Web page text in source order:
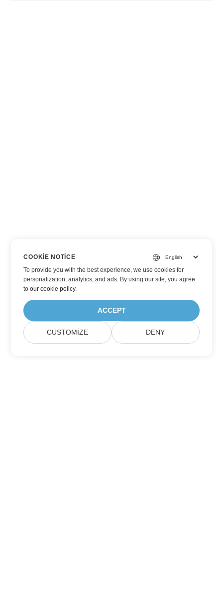
COOKIE NOTICE
To provide you with the best experience, we use cookies for
personalization, analytics, and ads. By using our site, you agree
toour cookie policy.
ACCEPT
CUSTOMIZE DENY